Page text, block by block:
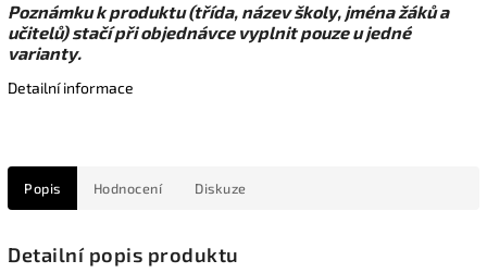
Poznámku k produktu (třída, název školy, jména žáků a
učitelů) stačí při objednávce vyplnit pouze u jedné
varianty.
Detailní informace
Popis Hodnocení Diskuze
Detailní popis produktu